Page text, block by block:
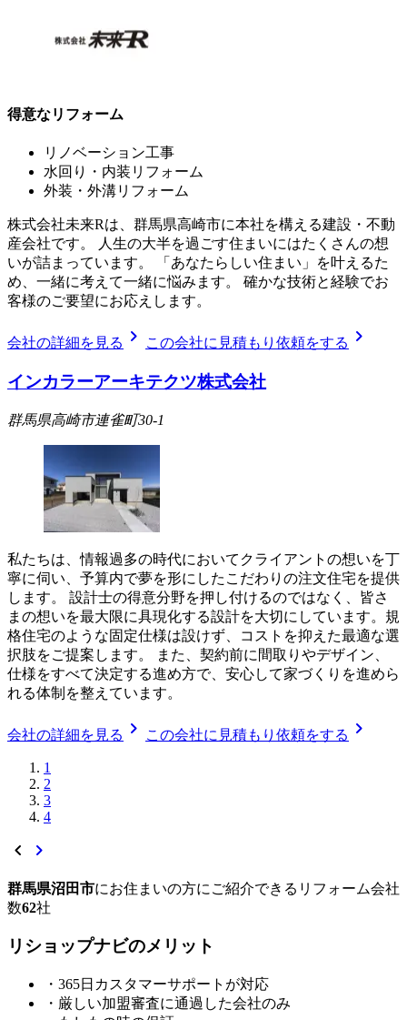
得意なリフォーム
リノベーション工事
水回り・内装リフォーム
外装・外溝リフォーム
株式会社未来Rは、群馬県高崎市に本社を構える建設・不動
産会社です。 人生の大半を過ごす住まいにはたくさんの想
いが詰まっています。 「あなたらしい住まい」を叶えるた
め、一緒に考えて一緒に悩みます。 確かな技術と経験でお
客様のご要望にお応えします。
会社の詳細を見る chevron_right この会社に見積もり依頼をする chevron_right
インカラーアーキテクツ株式会社
群馬県高崎市連雀町30-1
私たちは、情報過多の時代においてクライアントの想いを丁
寧に伺い、予算内で夢を形にしたこだわりの注文住宅を提供
します。 設計士の得意分野を押し付けるのではなく、皆さ
まの想いを最大限に具現化する設計を大切にしています。規
格住宅のような固定仕様は設けず、コストを抑えた最適な選
択肢をご提案します。 また、契約前に間取りやデザイン、
仕様をすべて決定する進め方で、安心して家づくりを進めら
れる体制を整えています。
会社の詳細を見る chevron_right この会社に見積もり依頼をする chevron_right
1
2
3
4
chevron_left chevron_right
群馬県沼田市にお住まいの方にご紹介できる リフォーム会社
数62社
リショップナビのメ リ ッ ト
・365日カスタマーサポートが対応
・厳しい加盟審査に通過した会社のみ